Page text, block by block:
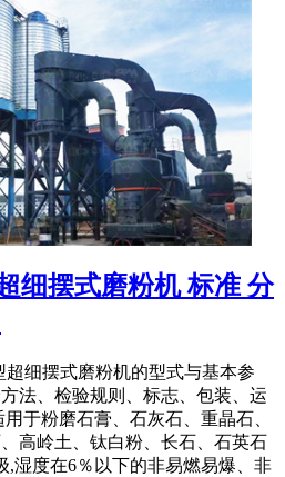
细摆式磨粉机 标准 分
细摆式磨粉机的型式与基本参
法、检验规则、标志、包装、运
于粉磨石膏、石灰石、重晶石、
高岭土、钛白粉、长石、石英石
,湿度在6％以下的非易燃易爆、非